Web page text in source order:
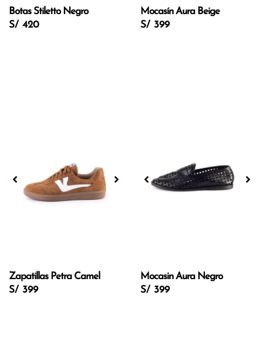
Botas Stiletto Negro
S/ 420
Mocasín Aura Beige
S/ 399
Zapatillas Petra Camel
S/ 399
Mocasin Aura Negro
S/ 399